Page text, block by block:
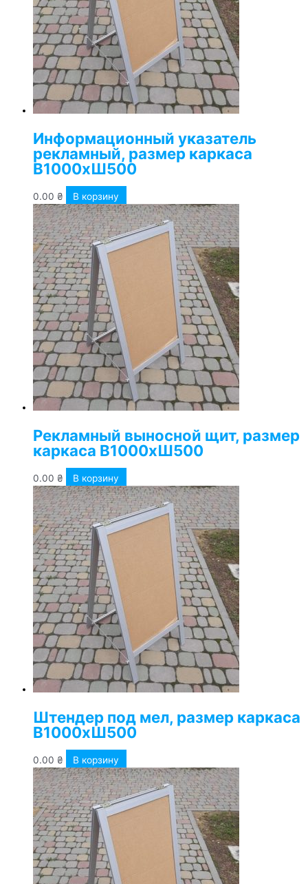
Информационный указатель
рекламный, размер каркаса
В1000хШ500
0.00 ₴ В корзину
Рекламный выносной щит, размер
каркаса В1000хШ500
0.00 ₴ В корзину
Штендер под мел, размер каркаса
В1000хШ500
0.00 ₴ В корзину